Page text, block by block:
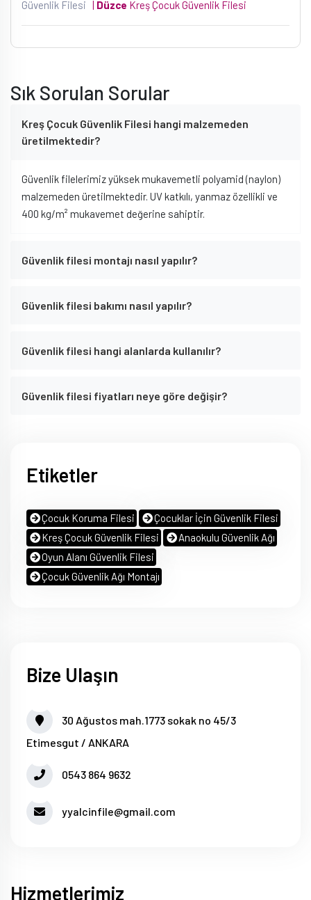
Güvenlik Filesi | Düzce Kreş Çocuk Güvenlik Filesi
Sık Sorulan Sorular
Kreş Çocuk Güvenlik Filesi hangi malzemeden
üretilmektedir?
Güvenlik filelerimiz yüksek mukavemetli polyamid (naylon)
malzemeden üretilmektedir. UV katkılı, yanmaz özellikli ve
400 kg/m² mukavemet değerine sahiptir.
Güvenlik filesi montajı nasıl yapılır?
Güvenlik filesi bakımı nasıl yapılır?
Güvenlik filesi hangi alanlarda kullanılır?
Güvenlik filesi fiyatları neye göre değişir?
Etiketler
Çocuk Koruma Filesi
Çocuklar İçin Güvenlik Filesi
Kreş Çocuk Güvenlik Filesi
Anaokulu Güvenlik Ağı
Oyun Alanı Güvenlik Filesi
Çocuk Güvenlik Ağı Montajı
Bize Ulaşın
30 Ağustos mah.1773 sokak no 45/3
Etimesgut / ANKARA
0543 864 9632
yyalcinfile@gmail.com
Hizmetlerimiz